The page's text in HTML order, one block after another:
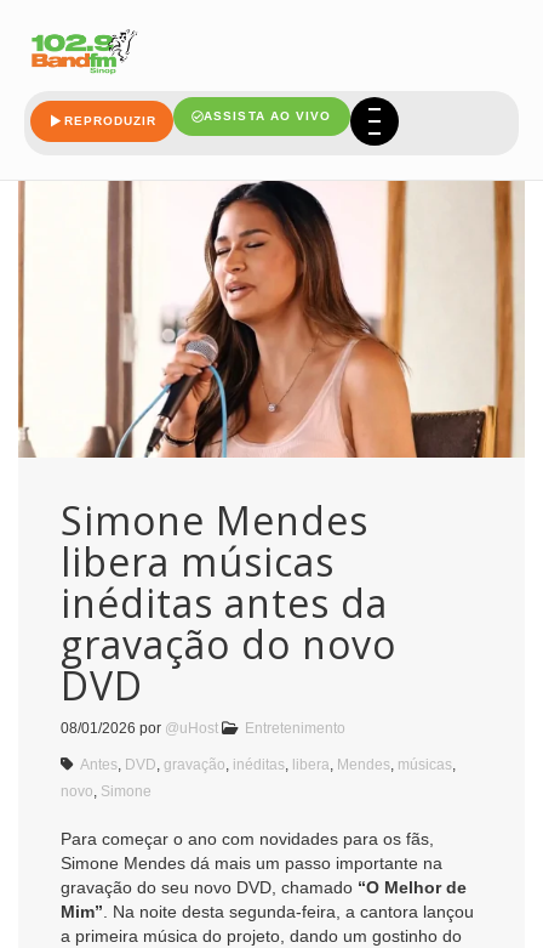
REPRODUZIR ASSISTA AO VIVO
mendes
Simone Mendes
libera músicas
inéditas antes da
gravação do novo
DVD
08/01/2026 por @uHost Entretenimento
Antes DVD gravação inéditas libera Mendes músicas
novo Simone
Para começar o ano com novidades para os fãs,
Simone Mendes dá mais um passo importante na
gravação do seu novo DVD, chamado “O Melhor de
Mim” . Na noite desta segunda-feira, a cantora lançou
a primeira música do projeto, dando um gostinho do